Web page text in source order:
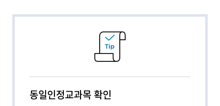
동일인정교과목 확인